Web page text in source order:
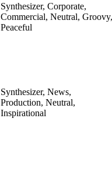
Synthesizer, Corporate,
Commercial, Neutral, Groovy,
Peaceful
Synthesizer, News,
Production, Neutral,
Inspirational